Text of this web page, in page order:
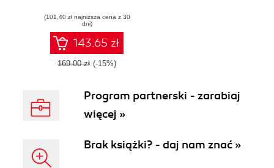
(101,40 zł najniższa cena z 30
dni)
143.65 zł
169.00 zł (-15%)
Program partnerski - zarabiaj
więcej »
Brak książki? - daj nam znać »